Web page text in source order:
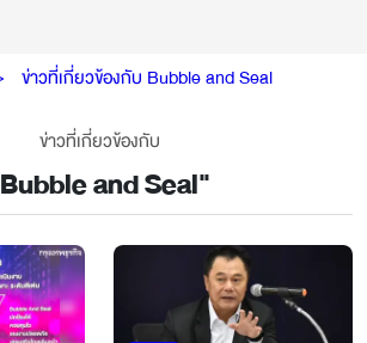
ข่าวที่เกี่ยวข้องกับ Bubble and Seal
ข่าวที่เกี่ยวข้องกับ
Bubble and Seal"